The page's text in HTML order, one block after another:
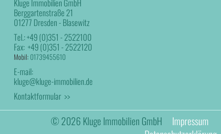
Kluge Immobilien GmbH
Berggartenstraße 21
01277 Dresden - Blasewitz
Tel.:+49 (0)351 - 2522100
Fax:+49 (0)351 - 2522120
Mobil: 01739455610
E-mail:
kluge@kluge-immobilien.de
Kontaktformular >>
© 2026 Kluge Immobilien GmbH Impressum